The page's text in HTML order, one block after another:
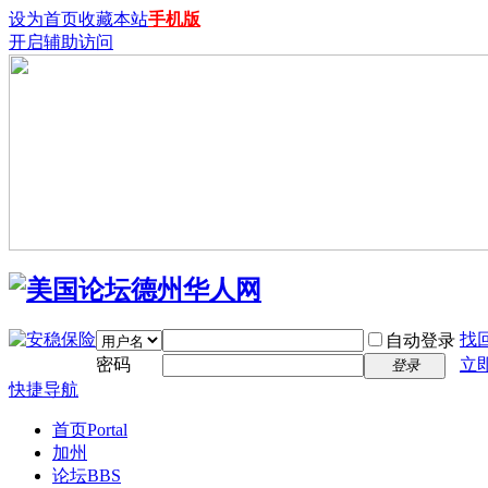
设为首页收藏本站手机版
开启辅助访问
自动登录 找
密码
登录
立
快捷导航
首页Portal
加州
论坛BBS